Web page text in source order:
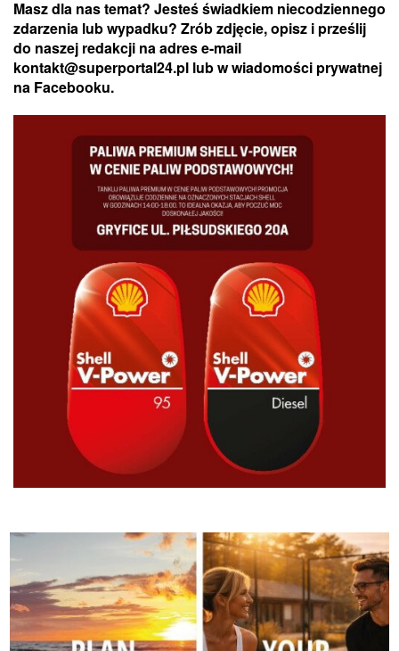
Masz dla nas temat? Jesteś świadkiem niecodziennego
zdarzenia lub wypadku? Zrób zdjęcie, opisz i prześlij
do naszej redakcji na adres e-mail
kontakt@superportal24.pl lub w wiadomości prywatnej
na Facebooku.